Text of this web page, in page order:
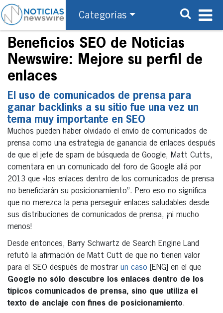
Categorías
Beneficios SEO de Noticias
Newswire: Mejore su perfil de
enlaces
El uso de comunicados de prensa para
ganar backlinks a su sitio fue una vez un
tema muy importante en SEO
Muchos pueden haber olvidado el envío de comunicados de
prensa como una estrategia de ganancia de enlaces después
de que el jefe de spam de búsqueda de Google, Matt Cutts,
comentara en un comunicado del foro de Google allá por
2013 que «los enlaces dentro de los comunicados de prensa
no beneficiarán su posicionamiento”. Pero eso no significa
que no merezca la pena perseguir enlaces saludables desde
sus distribuciones de comunicados de prensa, ¡ni mucho
menos!
Desde entonces, Barry Schwartz de Search Engine Land
refutó la afirmación de Matt Cutt de que no tienen valor
para el SEO después de mostrar un caso [ENG] en el que
Google no sólo descubre los enlaces dentro de los
típicos comunicados de prensa, sino que utiliza el
texto de anclaje con fines de posicionamiento.